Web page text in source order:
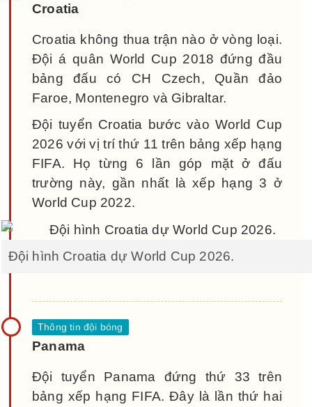
Croatia
Croatia không thua trận nào ở vòng loại.
Đội á quân World Cup 2018 đứng đầu
bảng đấu có CH Czech, Quần đảo
Faroe, Montenegro và Gibraltar.
Đội tuyển Croatia bước vào World Cup
2026 với vị trí thứ 11 trên bảng xếp hạng
FIFA. Họ từng 6 lần góp mặt ở đấu
trường này, gần nhất là xếp hạng 3 ở
World Cup 2022.
Đội hình Croatia dự World Cup 2026.
Panama
Đội tuyển Panama đứng thứ 33 trên
bảng xếp hạng FIFA. Đây là lần thứ hai